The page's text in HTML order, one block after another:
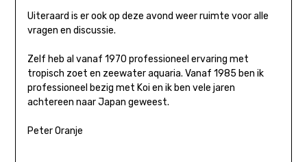
Uiteraard is er ook op deze avond weer ruimte voor alle
vragen en discussie.
Zelf heb al vanaf 1970 professioneel ervaring met
tropisch zoet en zeewater aquaria. Vanaf 1985 ben ik
professioneel bezig met Koi en ik ben vele jaren
achtereen naar Japan geweest.
Peter Oranje